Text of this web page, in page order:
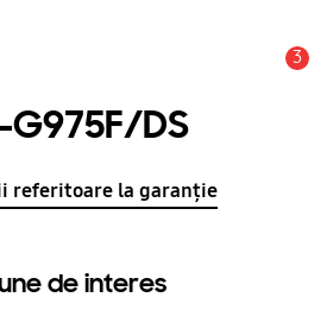
3
G975F/DS
referitoare la garanție
de interes